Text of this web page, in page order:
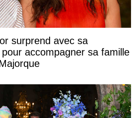
surprend avec sa
accompagner sa famille